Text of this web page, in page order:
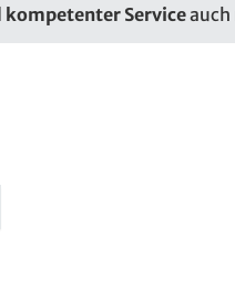
kompetenter Serviceauch